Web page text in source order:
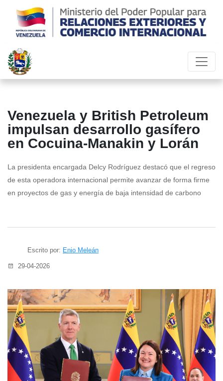
Venezuela y British Petroleum
impulsan desarrollo gasífero
en Cocuina-Manakin y Lorán
La presidenta encargada Delcy Rodríguez destacó que el regreso
de esta operadora internacional permite avanzar de forma firme
en proyectos de gas y energía de baja intensidad de carbono
Escrito por: Enio Meleán
29-04-2026